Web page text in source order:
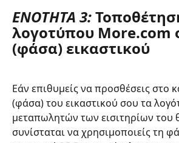
ΕΝΟΤΗΤΑ 3:
λογοτύπου More.com
(φάσα) εικαστικού
Εάν επιθυμείς να προσθέσεις στο
(φάσα) του εικαστικού σου τα
μεταπωλητών των εισιτηρίων του
συνίσταται να χρησιμοποιείς τη